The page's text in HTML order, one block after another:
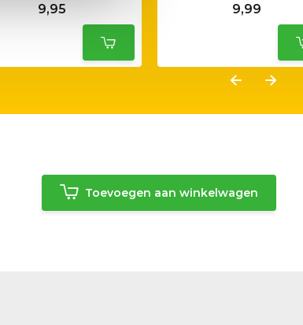
9,95 9,99
Toevoegen aan winkelwagen